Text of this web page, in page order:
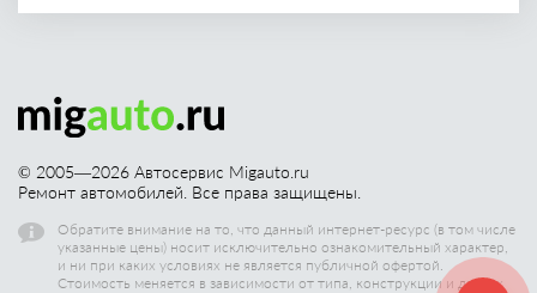
© 2005—2026 Автосервис Migauto.ru
Ремонт автомобилей. Все права защищены.
Обратите внимание на то, что данный интернет-ресурс (в том числе
указанные цены) носит исключительно ознакомительный характер,
и ни при каких условиях не является публичной офертой.
Стоимость меняется в зависимости от типа, конструкции и других